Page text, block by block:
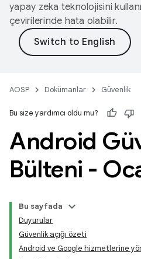
yapay zeka teknolojisini
çevirilerinde hata olabilir.
AOSP Dokümanlar Güvenlik
Bu size yardımcı oldu mu?
Android
Bülteni -
Bu sayfada
Duyurular
Güvenlik açığı özeti
Android ve Google hizmetlerine